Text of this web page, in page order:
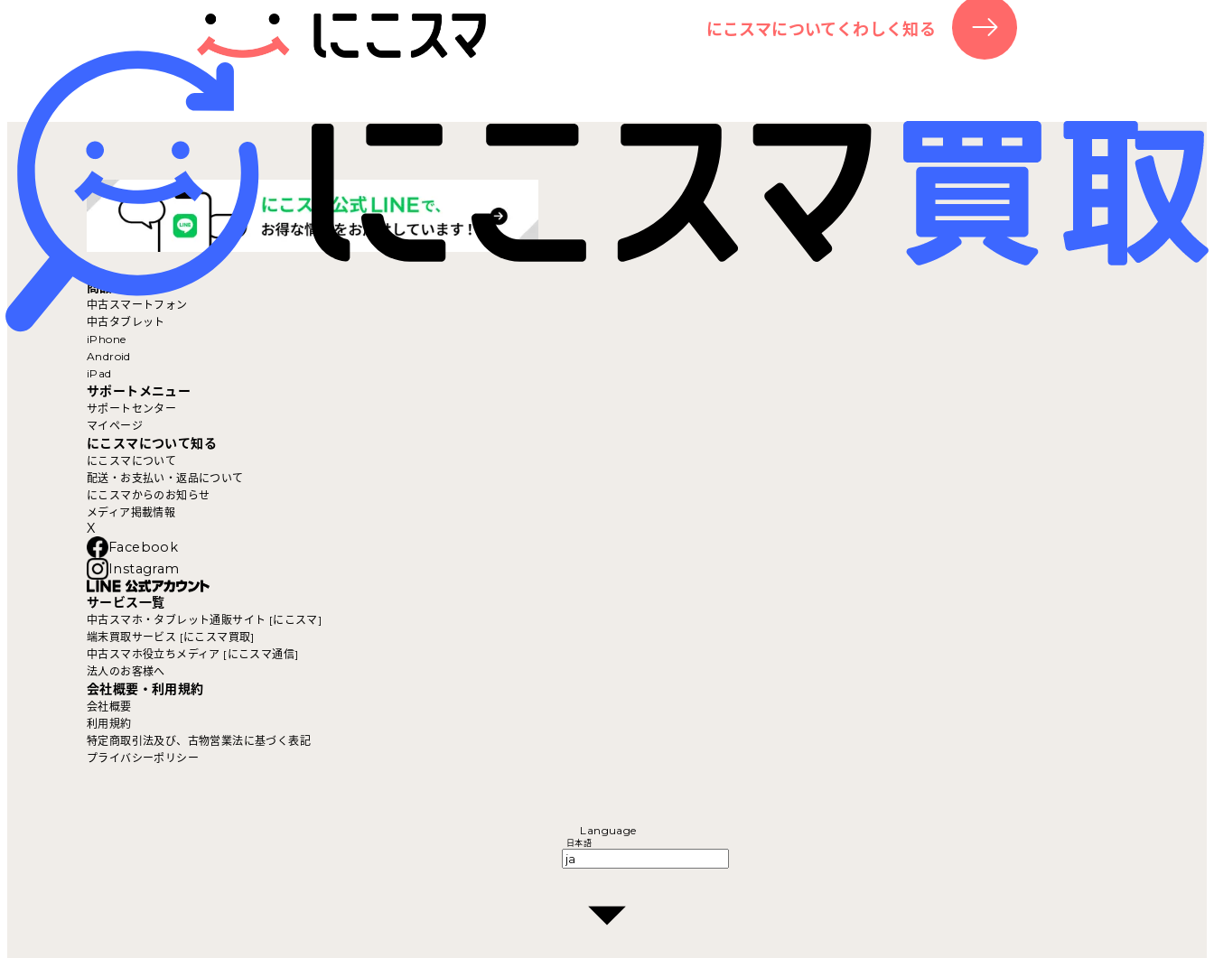
ニュース
にこスマ通信
マイページ
にこスマについてくわしく知る
商品を探す
中古スマートフォン
中古タブレット
iPhone
Android
iPad
サポートメニュー
サポートセンター
マイページ
にこスマについて知る
にこスマについて
配送・お支払い・返品について
にこスマからのお知らせ
メディア掲載情報
X
Facebook
Instagram
サービス一覧
中古スマホ・タブレット通販サイト [にこスマ]
端末買取サービス [にこスマ買取]
中古スマホ役立ちメディア [にこスマ通信]
法人のお客様へ
会社概要・利用規約
会社概要
利用規約
特定商取引法及び、古物営業法に基づく表記
プライバシーポリシー
Language
日本語